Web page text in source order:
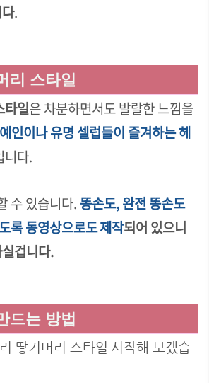
.
리 스타일
타일은 차분하면서도 발랄한 느낌을
인이나 유명 셀럽들이 즐겨하는 헤
다.
수 있습니다. 똥손도, 완전 똥손도
록 동영상으로도 제작되어 있으니
겁니다.
드는 방법
땋기머리 스타일 시작해 보겠습